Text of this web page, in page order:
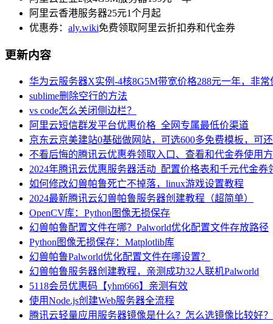
阿里云香港服务器25元1个月起
优惠券： aly.wiki免费领取阿里云折扣券和代金券
更新内容
华为云服务器X实例-4核8G5M带宽价格288元一年，非常
sublime删除空行的方法
vs code怎么关闭侧边栏？
阿里云短信群发平台优惠价格_全网专属最低价渠道
京东云京美建站0基础做网站，可选600多免费模板，可还
不看后悔的腾讯云优惠券领取入口、查看和代金券使用
2024年腾讯云优惠服务器活动_配置价格表和千元代金券
如何修改幻兽帕鲁死亡不掉落，linux游戏设置教程
2024最新腾讯云幻兽帕鲁服务器创建教程（超简单）
OpenCV库：Python图像无损保存
幻兽帕鲁配置文件在哪？Palworld优化配置文件存放路径
Python图像无损保存：Matplotlib库
幻兽帕鲁Palworld优化配置文件在哪设置？
幻兽帕鲁服务器创建教程，亲测成功32人联机Palworld
5118会员优惠码【yhm666】亲测有效
使用Node.js创建Web服务器全流程
腾讯云轻量应用服务器镜像是什么？怎么选镜像比较好？